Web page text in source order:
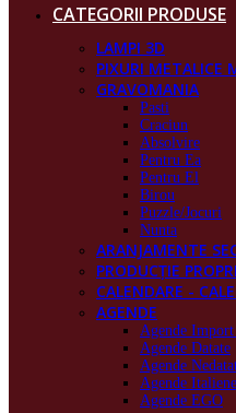
CATEGORII PRODUSE
LAMPI 3D
PIXURI METALICE
GRAVOMANIA
Pasti
Craciun
Absolvire
Pentru Ea
Pentru El
Birou
Puzzle/Jocuri
Nunta
ARANJAMENTE
PRODUCŢIE
CALENDARE -
AGENDE
Agende
Agende Datate
Agende
Agende Italiene
Agende EGO